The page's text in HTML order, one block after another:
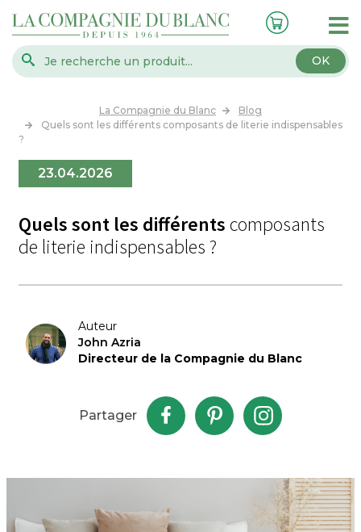
OK
La Compagnie du Blanc
Blog
Quels sont les différents composants de literie indispensables
?
23.04.2026
Quels sont les différentscomposants
de literie indispensables ?
Auteur
John Azria
Directeur de la Compagnie du Blanc
Partager